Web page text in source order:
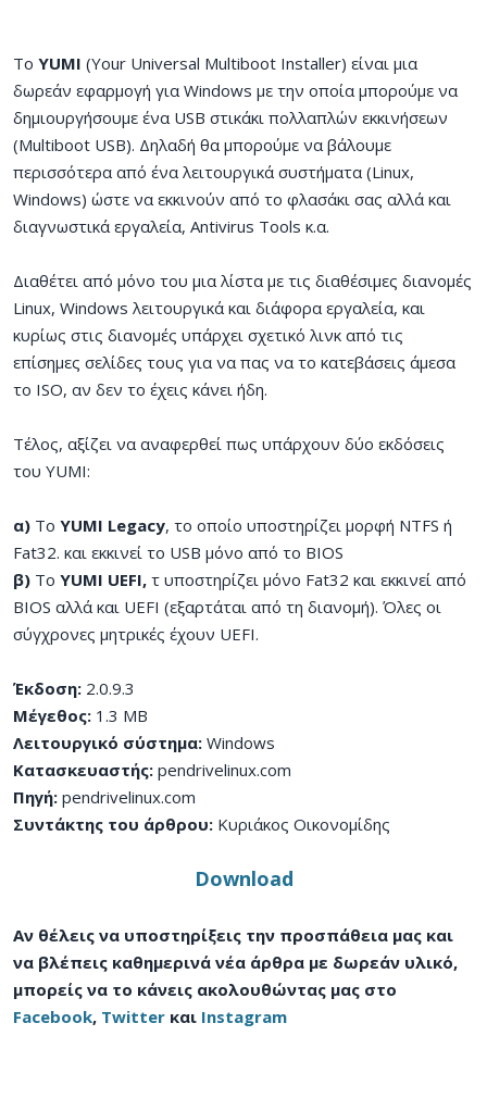
Το YUMI (Your Universal Multiboot Installer) είναι μια
δωρεάν εφαρμογή για Windows με την οποία μπορούμε να
δημιουργήσουμε ένα USB στικάκι πολλαπλών εκκινήσεων
(Multiboot USB). Δηλαδή θα μπορούμε να βάλουμε
περισσότερα από ένα λειτουργικά συστήματα (Linux,
Windows) ώστε να εκκινούν από το φλασάκι σας αλλά και
διαγνωστικά εργαλεία, Antivirus Tools κ.α.
Διαθέτει από μόνο του μια λίστα με τις διαθέσιμες διανομές
Linux, Windows λειτουργικά και διάφορα εργαλεία, και
κυρίως στις διανομές υπάρχει σχετικό λινκ από τις
επίσημες σελίδες τους για να πας να το κατεβάσεις άμεσα
το ISO, αν δεν το έχεις κάνει ήδη.
Τέλος, αξίζει να αναφερθεί πως υπάρχουν δύο εκδόσεις
του YUMI:
α) Το YUMI Legacy, το οποίο υποστηρίζει μορφή NTFS ή
Fat32. και εκκινεί το USB μόνο από το BIOS
β) Το YUMI UEFI, τ υποστηρίζει μόνο Fat32 και εκκινεί από
BIOS αλλά και UEFI (εξαρτάται από τη διανομή). Όλες οι
σύγχρονες μητρικές έχουν UEFI.
Έκδοση: 2.0.9.3
Μέγεθος: 1.3 MB
Λειτουργικό σύστημα: Windows
Κατασκευαστής: pendrivelinux.com
Πηγή: pendrivelinux.com
Συντάκτης του άρθρου: Κυριάκος Οικονομίδης
Download
Αν θέλεις να υποστηρίξεις την προσπάθεια μας και
να βλέπεις καθημερινά νέα άρθρα με δωρεάν υλικό,
μπορείς να το κάνεις ακολουθώντας μας στο
Facebook, Twitter και Instagram